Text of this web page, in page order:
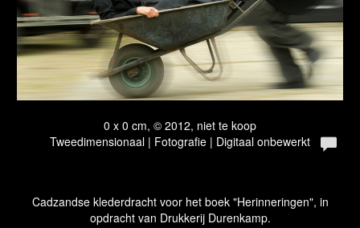
0 x 0 cm, © 2012, niet te koop
Tweedimensionaal | Fotografie | Digitaal onbewerkt
Cadzandse klederdracht voor het boek "Herinneringen", in
opdracht van Drukkerij Durenkamp.